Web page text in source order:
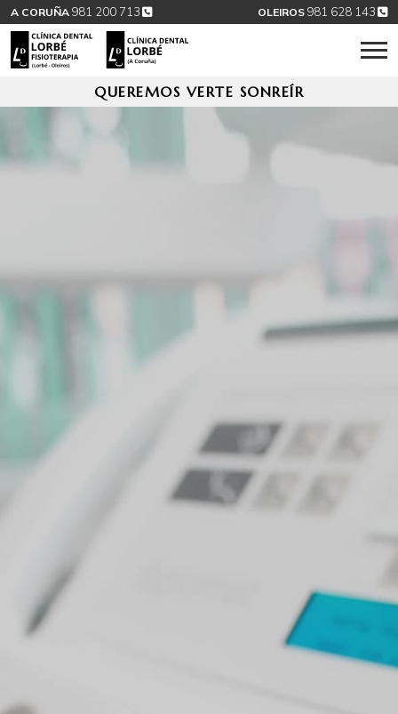
A CORUÑA 981 200 713 OLEIROS 981 628 143